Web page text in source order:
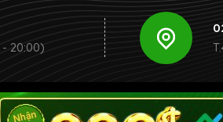
20:00)
|MT4 - Metatrader 4 Forex